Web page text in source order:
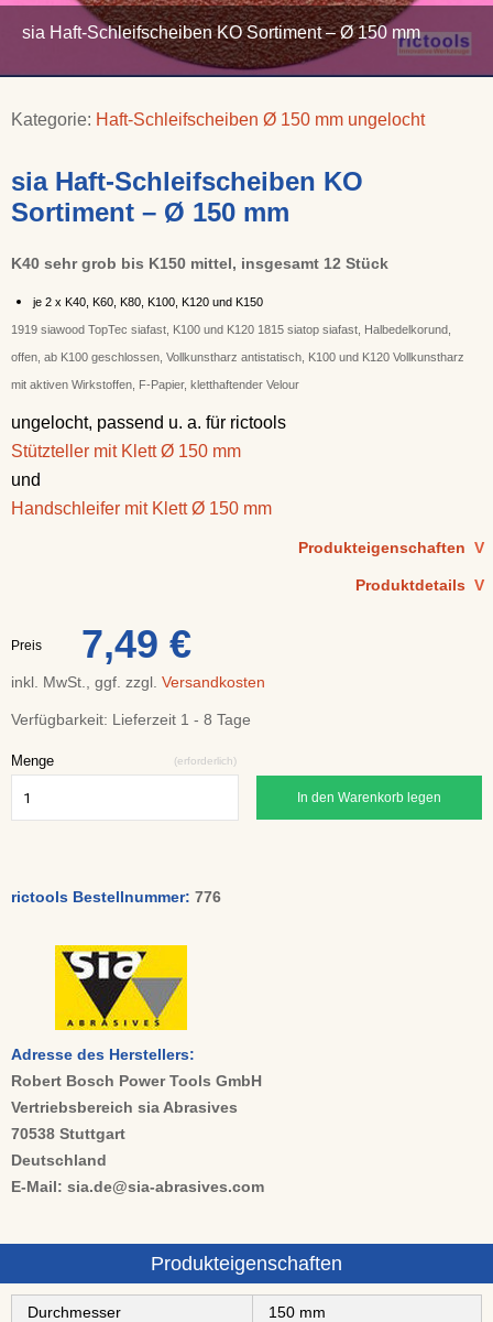
sia Haft-Schleifscheiben KO Sortiment – Ø 150 mm
Kategorie: Haft-Schleifscheiben Ø 150 mm ungelocht
sia Haft-Schleifscheiben KO
Sortiment – Ø 150 mm
K40 sehr grob bis K150 mittel, insgesamt 12 Stück
je 2 x K40, K60, K80, K100, K120 und K150
1919 siawood TopTec siafast, K100 und K120 1815 siatop siafast, Halbedelkorund,
offen, ab K100 geschlossen, Vollkunstharz antistatisch, K100 und K120 Vollkunstharz
mit aktiven Wirkstoffen, F-Papier, kletthaftender Velour
ungelocht, passend u. a. für rictools
Stützteller mit Klett Ø 150 mm
und
Handschleifer mit Klett Ø 150 mm
Produkteigenschaften V
Produktdetails V
Preis 7,49 €
inkl. MwSt., ggf. zzgl. Versandkosten
Verfügbarkeit: Lieferzeit 1 - 8 Tage
Menge (erforderlich)
In den Warenkorb legen
rictools Bestellnummer: 776
Adresse des Herstellers:
Robert Bosch Power Tools GmbH
Vertriebsbereich sia Abrasives
70538 Stuttgart
Deutschland
E-Mail: sia.de@sia-abrasives.com
Produkteigenschaften
Durchmesser
150 mm